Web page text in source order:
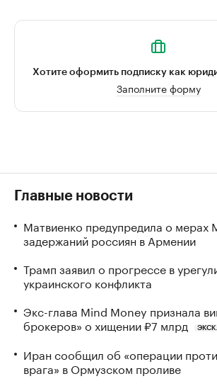
Хотите оформить подписку как
Заполните форму
Главные новости
Матвиенко предупредила о мерах
задержаний россиян в Армении
Трамп заявил о прогрессе в
украинского конфликта
Экс-глава Mind Money признала
брокеров» о хищении ₽7 млрд
Иран сообщил об «операции
врага» в Ормузском проливе